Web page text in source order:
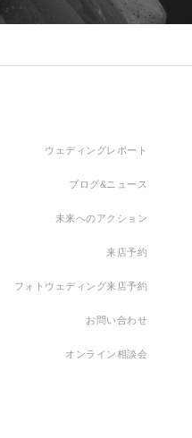
ウェディングレポート
ブログ&ニュース
未来へのアクション
来店予約
フォトウェディング来店予約
お問い合わせ
オンライン相談会